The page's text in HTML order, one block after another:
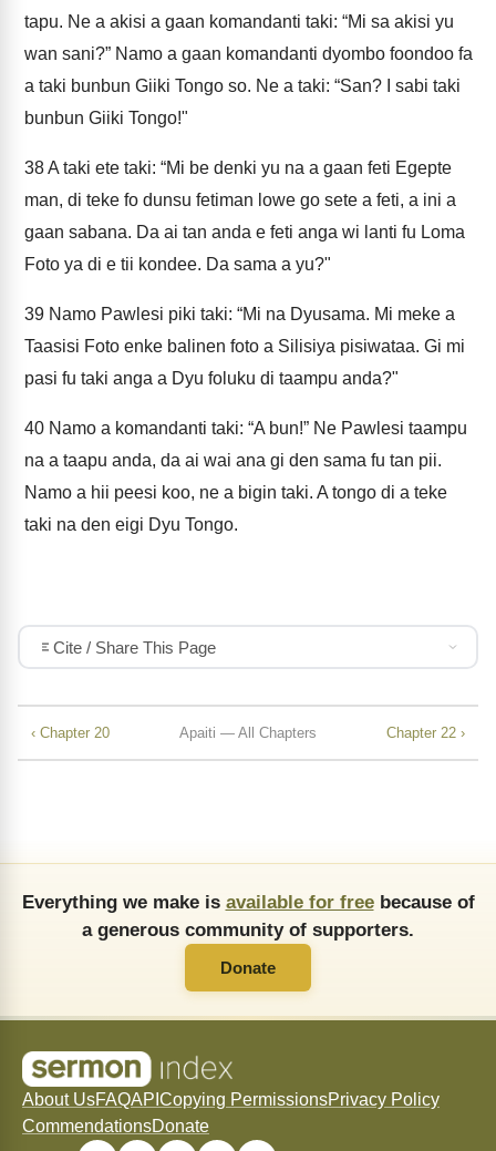
tapu. Ne a akisi a gaan komandanti taki: “Mi sa akisi yu
wan sani?” Namo a gaan komandanti dyombo foondoo fa
a taki bunbun Giiki Tongo so. Ne a taki: “San? I sabi taki
bunbun Giiki Tongo!"
38A taki ete taki: “Mi be denki yu na a gaan feti Egepte
man, di teke fo dunsu fetiman lowe go sete a feti, a ini a
gaan sabana. Da ai tan anda e feti anga wi lanti fu Loma
Foto ya di e tii kondee. Da sama a yu?"
39 Namo Pawlesi piki taki: “Mi na Dyusama. Mi meke a
Taasisi Foto enke balinen foto a Silisiya pisiwataa. Gi mi
pasi fu taki anga a Dyu foluku di taampu anda?"
40 Namo a komandanti taki: “A bun!” Ne Pawlesi taampu
na a taapu anda, da ai wai ana gi den sama fu tan pii.
Namo a hii peesi koo, ne a bigin taki. A tongo di a teke
taki na den eigi Dyu Tongo.
Cite / Share This Page
‹ Chapter 20 Apaiti — All Chapters Chapter 22 ›
Everything we make is available for freebecause of
a generous community of supporters.
Donate
About UsFAQAPI Copying PermissionsPrivacy Policy
CommendationsDonate